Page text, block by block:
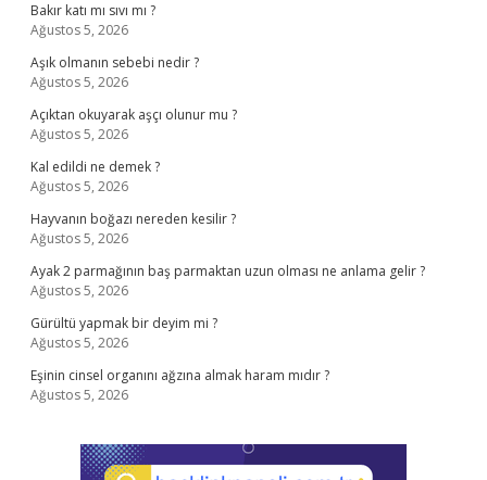
Bakır katı mı sıvı mı ?
Ağustos 5, 2026
Aşık olmanın sebebi nedir ?
Ağustos 5, 2026
Açıktan okuyarak aşçı olunur mu ?
Ağustos 5, 2026
Kal edildi ne demek ?
Ağustos 5, 2026
Hayvanın boğazı nereden kesilir ?
Ağustos 5, 2026
Ayak 2 parmağının baş parmaktan uzun olması ne anlama gelir ?
Ağustos 5, 2026
Gürültü yapmak bir deyim mi ?
Ağustos 5, 2026
Eşinin cinsel organını ağzına almak haram mıdır ?
Ağustos 5, 2026